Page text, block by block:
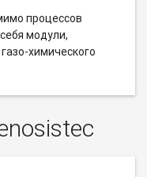
процессов
модули,
газо-химического